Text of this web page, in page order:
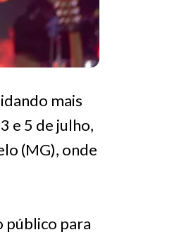
mais
e 5 de julho,
(MG), onde
público para